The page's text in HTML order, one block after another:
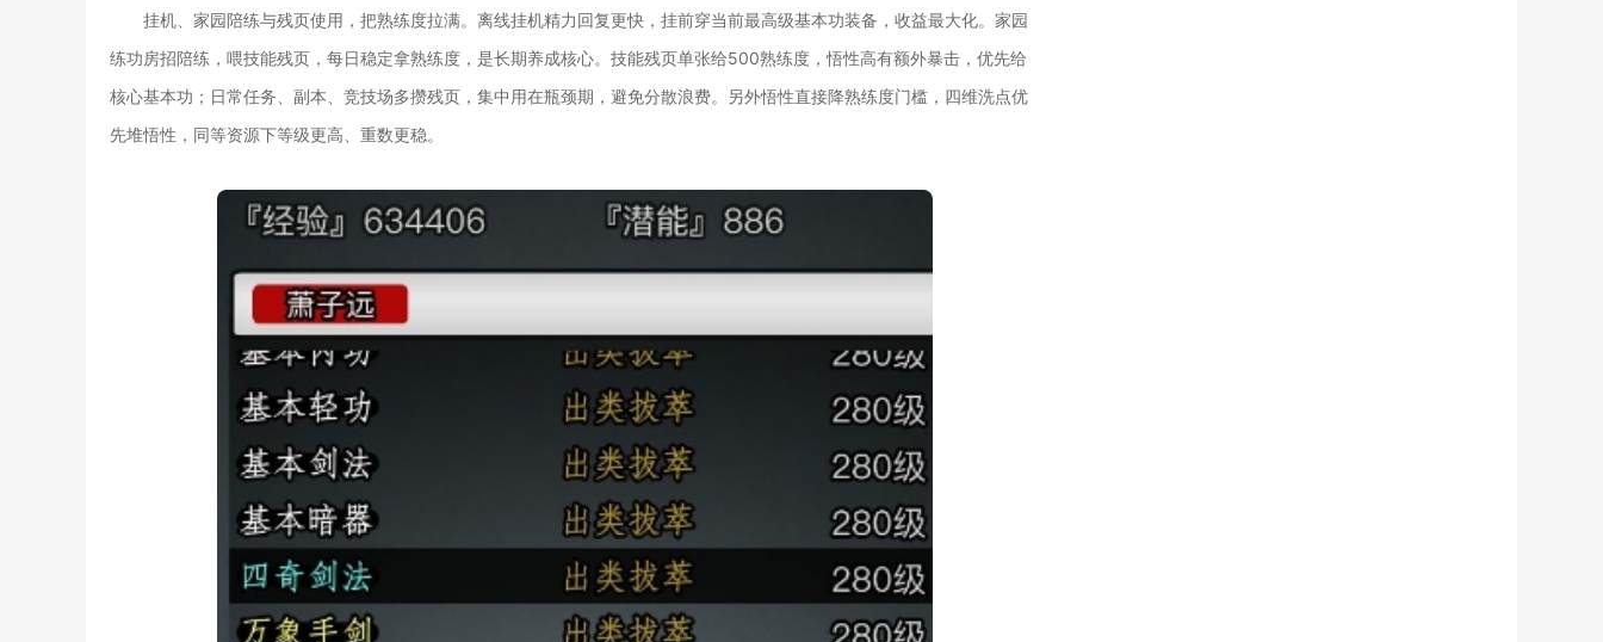
挂机、家园陪练与残页使用，把熟练度拉满。离线挂机精力回复更快，挂前穿当前最高级基本功装备，收益最大化。家园
练功房招陪练，喂技能残页，每日稳定拿熟练度，是长期养成核心。技能残页单张给500熟练度，悟性高有额外暴击，优先给
核心基本功；日常任务、副本、竞技场多攒残页，集中用在瓶颈期，避免分散浪费。另外悟性直接降熟练度门槛，四维洗点优
先堆悟性，同等资源下等级更高、重数更稳。